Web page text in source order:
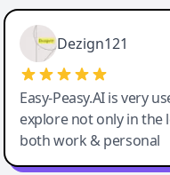
Easy-Peasy AI
Dezign121
Easy-Peasy.AI is very
explore not only in the
both work & personal